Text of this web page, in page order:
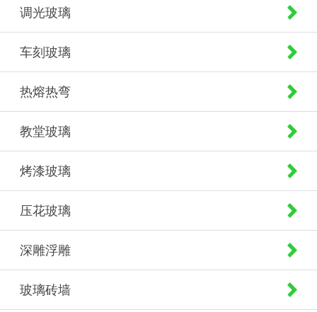
调光玻璃
车刻玻璃
热熔热弯
教堂玻璃
烤漆玻璃
压花玻璃
深雕浮雕
玻璃砖墙